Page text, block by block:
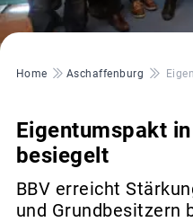
Pfadnavigation
Home Aschaffenburg
Eigentumspakt
besiegelt
BBV erreicht
und Grundbesitzern